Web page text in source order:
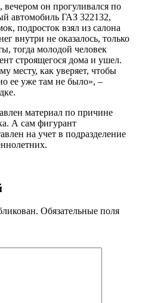
вечером он прогуливался по
автомобиль ГАЗ 322132,
подросток взял из салона
внутри не оказалось, только
тогда молодой человек
строящегося дома и ушел.
месту, как уверяет, чтобы
ее уже там не было», –
материал по причине
А сам фигурант
на учет в подразделение
Обязательные поля